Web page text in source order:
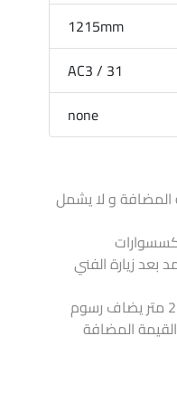
1215mm
31 / AC3
none
المضافة و لا يشمل
بعد زيارة الفني
اذا كانت الكمية أقل من 25 متر يضاف رسوم